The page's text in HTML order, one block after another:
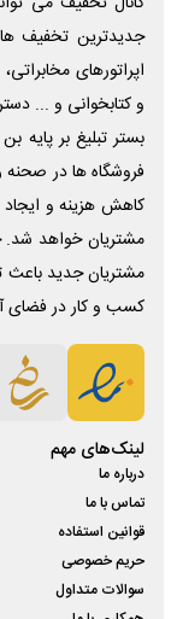
جدیدترین تخفیف ها
اپراتورهای
و کتابخوانی و ...
بستر تبلیغ بر پایه
فروشگاه ها در صحنه
کاهش هزینه و
مشتریان خواهد
مشتریان جدید باعث
کسب و کار در فضای
لینک‌های مهم
درباره ما
تماس با ما
قوانین استفاده
حریم خصوصی
سوالات متداول